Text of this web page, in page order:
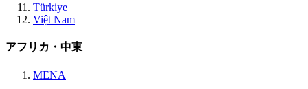
Türkiye
Việt Nam
アフリカ・中東
MENA